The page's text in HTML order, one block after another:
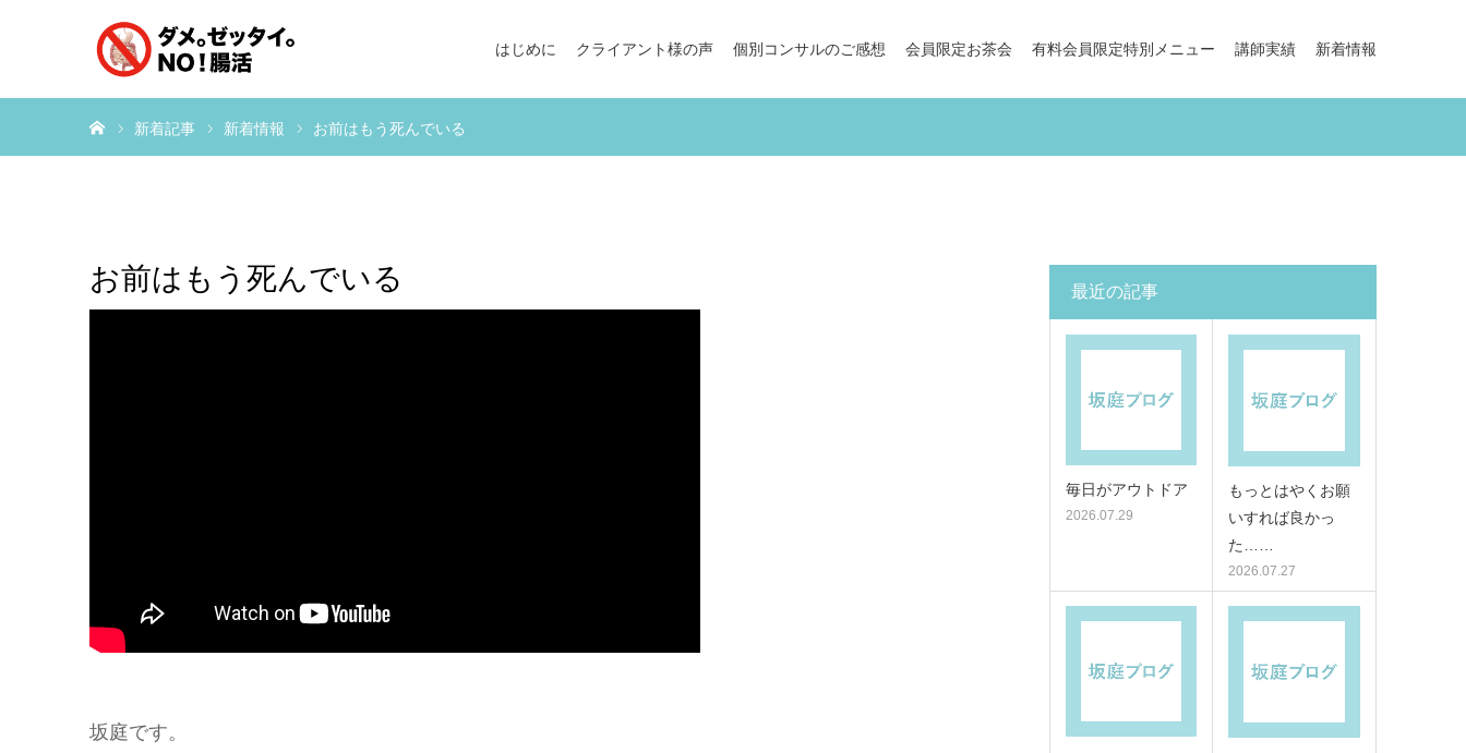
はじめに クライアント様の声 個別コンサルのご感想 会員限定お茶会 有料会員限定特別メニュー 講師実績 新着情報
新着記事 新着情報 お前はもう死んでいる
お前はもう死んでいる
坂庭です。
最近の記事
毎日がアウトドア
2026.07.29
もっとはやくお願
いすれば良かっ
た……
2026.07.27